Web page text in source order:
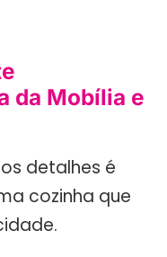
da Mobília e
detalhes é
cozinha que